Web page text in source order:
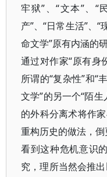
牢狱”、“文本”、“
产”、“日常生活”、
命文学”原有内涵的
通过对作家“原有身
所谓的“复杂性”和“
文学”的另一个“陌
的外科分离术将作
重构历史的做法，
看到这种危机意识
究，理所当然会推